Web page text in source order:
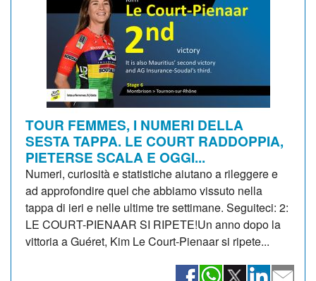
TOUR FEMMES, I NUMERI DELLA
SESTA TAPPA. LE COURT RADDOPPIA,
PIETERSE SCALA E OGGI...
Numeri, curiosità e statistiche aiutano a rileggere e
ad approfondire quel che abbiamo vissuto nella
tappa di ieri e nelle ultime tre settimane. Seguiteci: 2:
LE COURT-PIENAAR SI RIPETE!Un anno dopo la
vittoria a Guéret, Kim Le Court-Pienaar si ripete...